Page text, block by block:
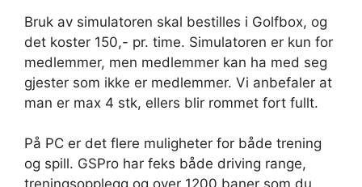
Bruk av simulatoren skal bestilles i Golfbox, og
det koster 150,- pr. time. Simulatoren er kun for
medlemmer, men medlemmer kan ha med seg
gjester som ikke er medlemmer. Vi anbefaler at
man er max 4 stk, ellers blir rommet fort fullt.
På PC er det flere muligheter for både trening
og spill. GSPro har feks både driving range,
treningsopplegg og over 1200 baner som du